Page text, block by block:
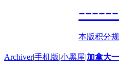
本版积分
Archiver|手机版|小黑屋|加拿大